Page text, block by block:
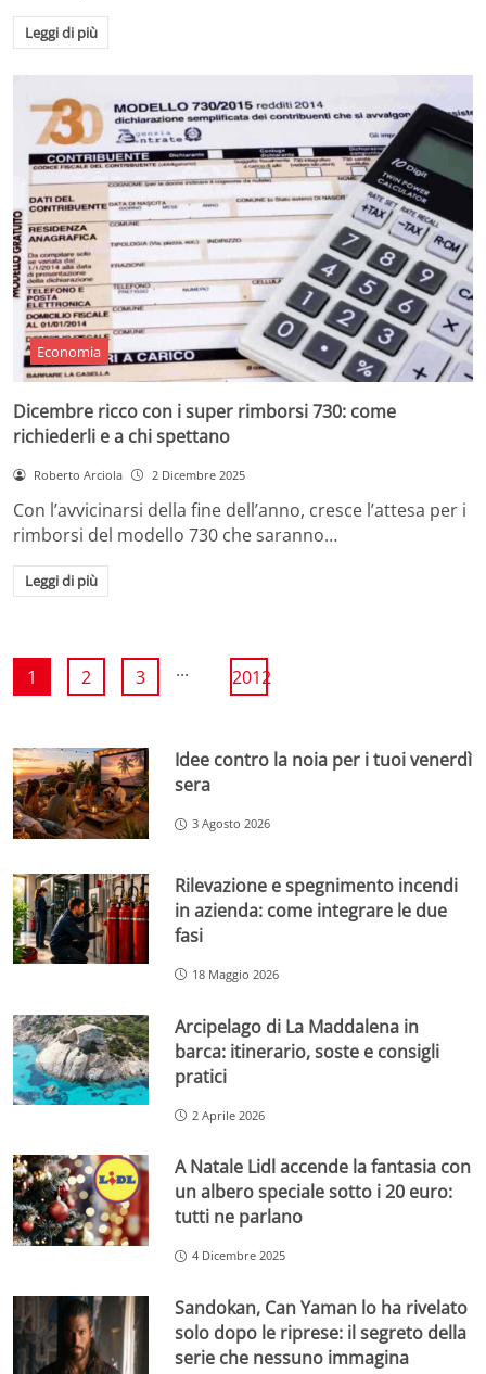
Leggi di più
Economia
Dicembre ricco con i super rimborsi 730: come
richiederli e a chi spettano
Roberto Arciola 2 Dicembre 2025
Con l’avvicinarsi della fine dell’anno, cresce l’attesa per i
rimborsi del modello 730 che saranno…
Leggi di più
1 2 3 ... 2012
Idee contro la noia per i tuoi venerdì
sera
3 Agosto 2026
Rilevazione e spegnimento incendi
in azienda: come integrare le due
fasi
18 Maggio 2026
Arcipelago di La Maddalena in
barca: itinerario, soste e consigli
pratici
2 Aprile 2026
A Natale Lidl accende la fantasia con
un albero speciale sotto i 20 euro:
tutti ne parlano
4 Dicembre 2025
Sandokan, Can Yaman lo ha rivelato
solo dopo le riprese: il segreto della
serie che nessuno immagina